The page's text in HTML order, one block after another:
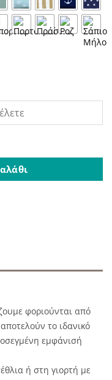
Μονόγραμμα
φοριούνται από
το ιδανικό
εμφάνισή
ή στη γιορτή με